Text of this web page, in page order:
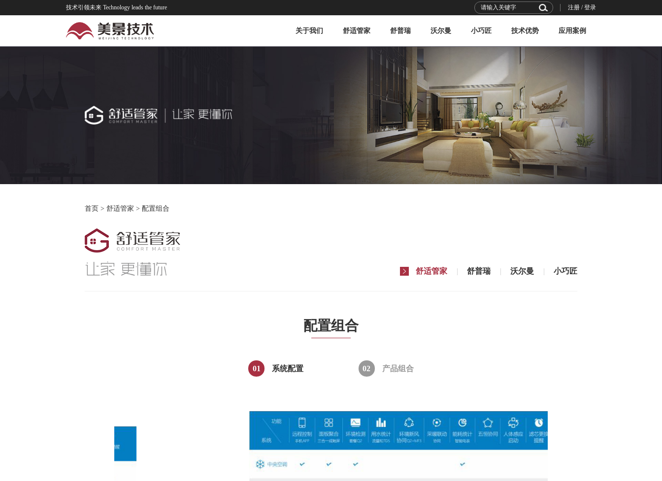
技术引领未来 Technology leads the future 注册/登录
关于我们
公司简介
企业文化
公司使命
组织团队
舒适管家 舒普瑞 沃尔曼 小巧匠 技术优势
行业观察
技术力量
技术前沿
技术标准
应用案例
平层案例
复式案例
别墅案例
商用案例
首页 > 舒适管家 > 配置组合
舒适管家 舒普瑞 沃尔曼 小巧匠
配置组合
01 系统配置 02 产品组合